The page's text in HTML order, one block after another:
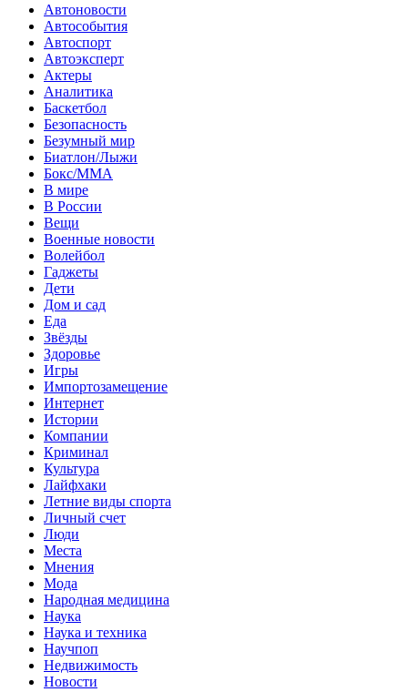
Автоновости
Автособытия
Автоспорт
Автоэксперт
Актеры
Аналитика
Баскетбол
Безопасность
Безумный мир
Биатлон/Лыжи
Бокс/MMA
В мире
В России
Вещи
Военные новости
Волейбол
Гаджеты
Дети
Дом и сад
Еда
Звёзды
Здоровье
Игры
Импортозамещение
Интернет
Истории
Компании
Криминал
Культура
Лайфхаки
Летние виды спорта
Личный счет
Люди
Места
Мнения
Мода
Народная медицина
Наука
Наука и техника
Научпоп
Недвижимость
Новости